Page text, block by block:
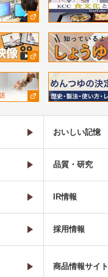
おいしい記憶
品質・研究
IR情報
採用情報
商品情報サイト